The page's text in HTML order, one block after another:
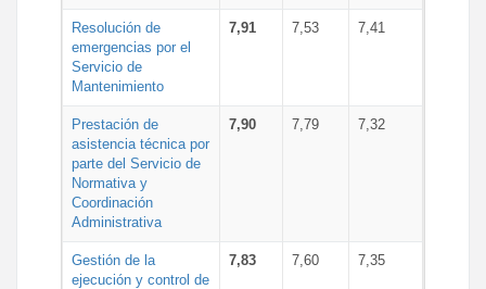
Resolución de
emergencias por el
Servicio de
Mantenimiento
7,91 7,53 7,41
Prestación de
asistencia técnica por
parte del Servicio de
Normativa y
Coordinación
Administrativa
7,90 7,79 7,32
Gestión de la
ejecución y control de
7,83 7,60 7,35